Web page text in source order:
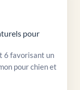
pour
6 favorisant un
pour chien et